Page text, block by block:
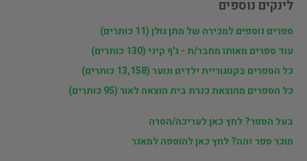
לינקים נוספים
ספרים נוספים למכירה של מתן גולן (11 כותרים)
עוד ספרים מאותו מחבר/ת - ג'ף קיני (130 כותרים)
כל הספרים בקטגוריית ילדים ונוער (13,158 כותרים)
כל הספרים מהוצאת כנרת בית הוצאה לאור (95 כותרים)
בעל הספר? לחץ כאן לעריכה/הסרה
מוכר ספר זהה? לחץ כאן להוספה למאגר